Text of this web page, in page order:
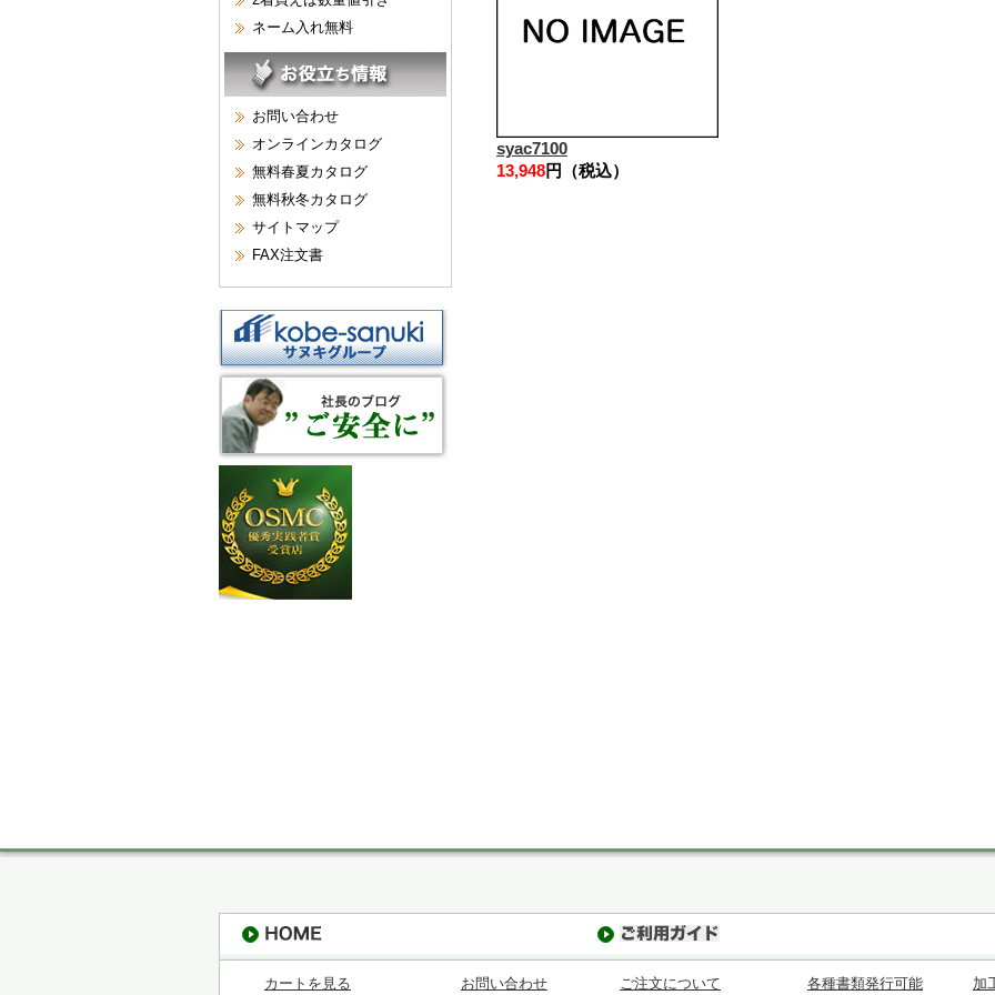
syac7100
13,948円（税込）
ネーム入れ無料
お問い合わせ
オンラインカタログ
無料春夏カタログ
無料秋冬カタログ
サイトマップ
FAX注文書
カートを見る お問い合わせ ご注文について 各種書類発行可能 加